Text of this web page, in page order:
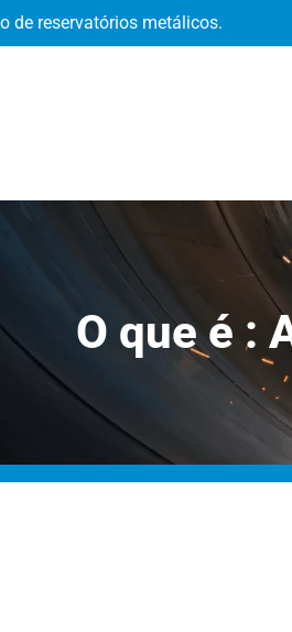
de reservatórios metálicos.
O que é :